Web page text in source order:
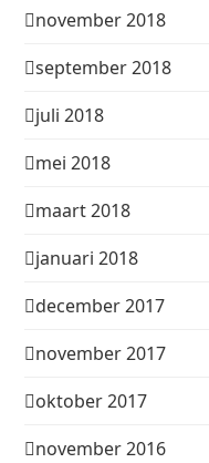
november 2018
september 2018
juli 2018
mei 2018
maart 2018
januari 2018
december 2017
november 2017
oktober 2017
november 2016